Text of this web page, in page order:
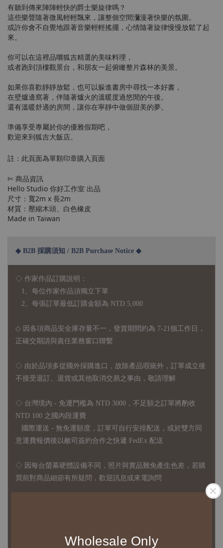
Wholesale Only
有聽到傳來陣陣輕快的爵士樂旋律嗎？
這些樂聲隨著微風輕輕飄來，讓整個空間瀰漫著快樂的氛圍。
或許你會不自覺地跟著音樂輕輕搖擺，心情隨著旋律慢慢放鬆了起
來。
你可以在這裡品嚐狐吉精選的美味料理，
或者跑到頂樓觀景台，和朋友一起俯瞰整片森林的美景。
如果你喜歡靜靜放鬆，也可以躲進書房中尋找一本好書，
在壁爐邊窩著，伴隨著爐火的溫暖度過悠閒的午後。
還有溫暖舒適的房間，讓你在寧靜中做個甜美的夢。
準備享受專屬於你的優雅假期吧，
歡迎來到狐吉大飯店。
註：此頁面為單顆印章購入頁面
✄ 商品資訊
Hello Studio 你好工作室 出品
尺寸：寬2m x 長2m
材質：壓縮木頭、白色橡皮
Made in Taiwan
◆ B2B 採購須知 / B2B Purchase Notice ◆
◇ 作家作品訂購說明：
1、每位作家作品須獨立下單
2、每張訂單最低訂購金額為 NTD 5,000
◇ 因各項商品安全庫存量不一，發貨期間約為 7-21個工作日，
正確交期請與責任業務窗口聯繫
◇ 由於品項多從國外採購進口，故 除產品瑕疵外，訂單成立後
不接受退訂、退貨或其他取消交易之事由，敬請理解
◇ 台灣境內 - 免運門檻為 NTD 3000，不足額之訂單將酌收
NTD 100 之國內段運費
國際運送 - 無免運額度，訂單可自行安排配送，或於雙方同
意運費報價後以敝司簽約合作之快遞 FedEx 配送
◇ 因 每台螢幕硬體設備不同，照片與實品難免產生色差，若購
買前對商品細節有所疑問，歡迎訊息或來電詢問
◇ Original Design's Products Ordering Guidelines: